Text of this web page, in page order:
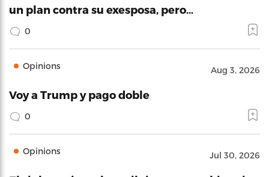
un plan contra su exesposa, pero…
0
Opinions Aug 3, 2026
Voy a Trump y pago doble
0
Opinions Jul 30, 2026